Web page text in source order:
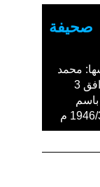
صحيفة
محمد
صالح نصيف في 1350/11/27 هـ الموافق 3
باسم